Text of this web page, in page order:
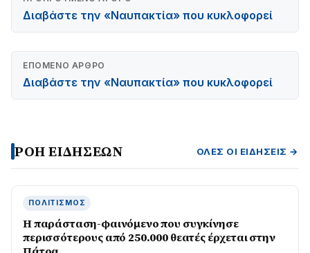
Διαβάστε την «Ναυπακτία» που κυκλοφορεί
ΕΠΌΜΕΝΟ ΆΡΘΡΟ
Διαβάστε την «Ναυπακτία» που κυκλοφορεί
ΡΟΗ ΕΙΔΗΣΕΩΝ ΌΛΕΣ ΟΙ ΕΙΔΉΣΕΙΣ →
ΠΟΛΙΤΙΣΜΌΣ
Η παράσταση-φαινόμενο που συγκίνησε
περισσότερους από 250.000 θεατές έρχεται στην